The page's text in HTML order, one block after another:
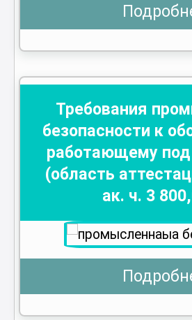
Требования
безопасности к
работающему
(область
ак. ч. 3 800